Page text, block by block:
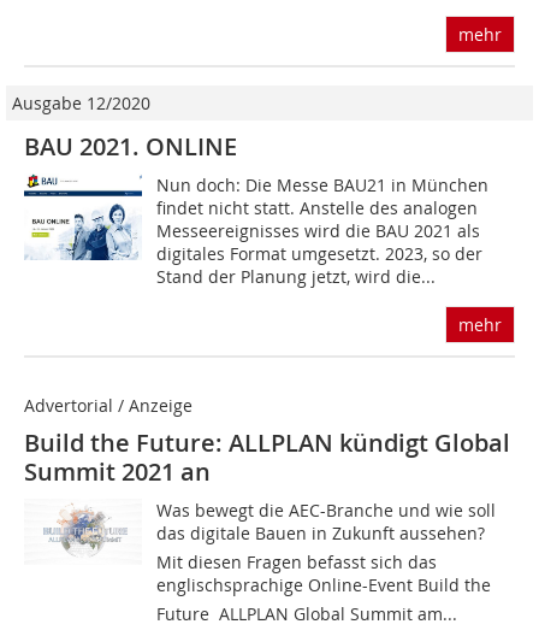
mehr
Ausgabe 12/2020
BAU 2021. ONLINE
Nun doch: Die Messe BAU21 in München
findet nicht statt. Anstelle des analogen
Messeereignisses wird die BAU 2021 als
digitales Format umgesetzt. 2023, so der
Stand der Planung jetzt, wird die...
mehr
Advertorial / Anzeige
Build the Future: ALLPLAN kündigt Global
Summit 2021 an
Was bewegt die AEC-Branche und wie soll
das digitale Bauen in Zukunft aussehen? 
Mit diesen Fragen befasst sich das
englischsprachige Online-Event Build the
Future  ALLPLAN Global Summit am...